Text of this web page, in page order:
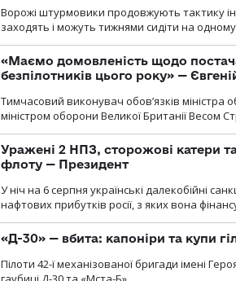
Ворожі штурмовики продовжують тактику
заходять і можуть тижнями сидіти на одному
«Маємо домовленість щодо
безпілотників цього року» —
Тимчасовий виконувач обов’язків міністра
міністром оборони Великої Британії Весом
Уражені 2 НПЗ, сторожові катери
флоту — Президент
У ніч на 6 серпня українські далекобійні
нафтових прибутків росії, з яких вона
«Д-30» — вбита: капоніри та купи
Пілоти 42-ї механізованої бригади імені